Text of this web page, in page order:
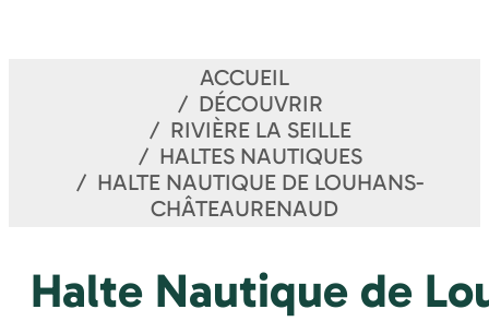
ACCUEIL
DÉCOUVRIR
RIVIÈRE LA SEILLE
HALTES NAUTIQUES
HALTE NAUTIQUE DE LOUHANS-
CHÂTEAURENAUD
Halte Nautique de